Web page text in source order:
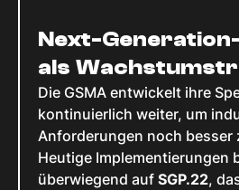
Next-
als
Die GSMA entwickelt ihre
kontinuierlich weiter, um
Anforderungen noch
Heutige Implementierungen
überwiegend auf SGP.22,